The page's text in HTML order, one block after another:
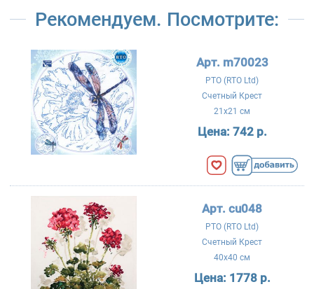
Рекомендуем. Посмотрите:
Арт. m70023
РТО (RTO Ltd)
Счетный Крест
21x21 см
Цена: 742 р.
Арт. cu048
РТО (RTO Ltd)
Счетный Крест
40x40 см
Цена: 1778 р.